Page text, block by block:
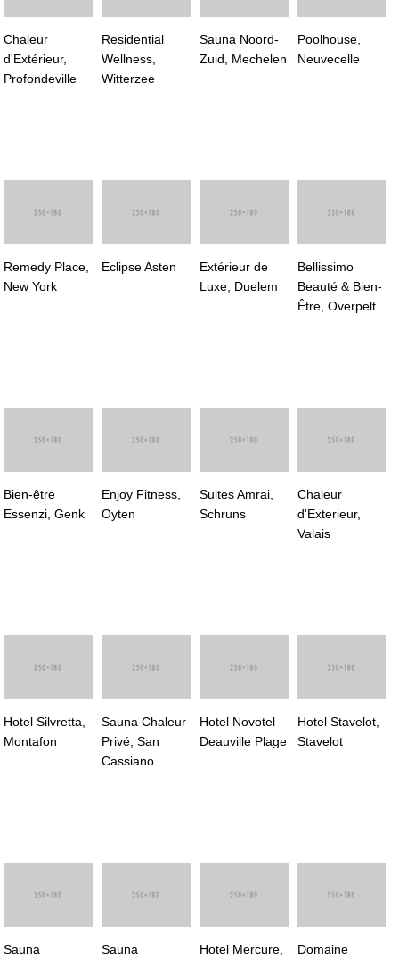
Chaleur
d'Extérieur,
Profondeville
Residential
Wellness,
Witterzee
Sauna Noord-
Zuid, Mechelen
Poolhouse,
Neuvecelle
Remedy Place,
New York
Eclipse Asten
Extérieur de
Luxe, Duelem
Bellissimo
Beauté & Bien-
Être, Overpelt
Bien-être
Essenzi, Genk
Enjoy Fitness,
Oyten
Suites Amrai,
Schruns
Chaleur
d'Exterieur,
Valais
Hotel Silvretta,
Montafon
Sauna Chaleur
Privé, San
Cassiano
Hotel Novotel
Deauville Plage
Hotel Stavelot,
Stavelot
Sauna
Sauna
Hotel Mercure,
Domaine